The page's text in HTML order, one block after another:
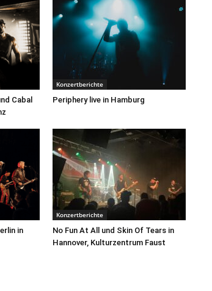
Cabal
Konzertberichte
Periphery live in Hamburg
in
Konzertberichte
No Fun At All und Skin Of Tears in
Hannover, Kulturzentrum Faust